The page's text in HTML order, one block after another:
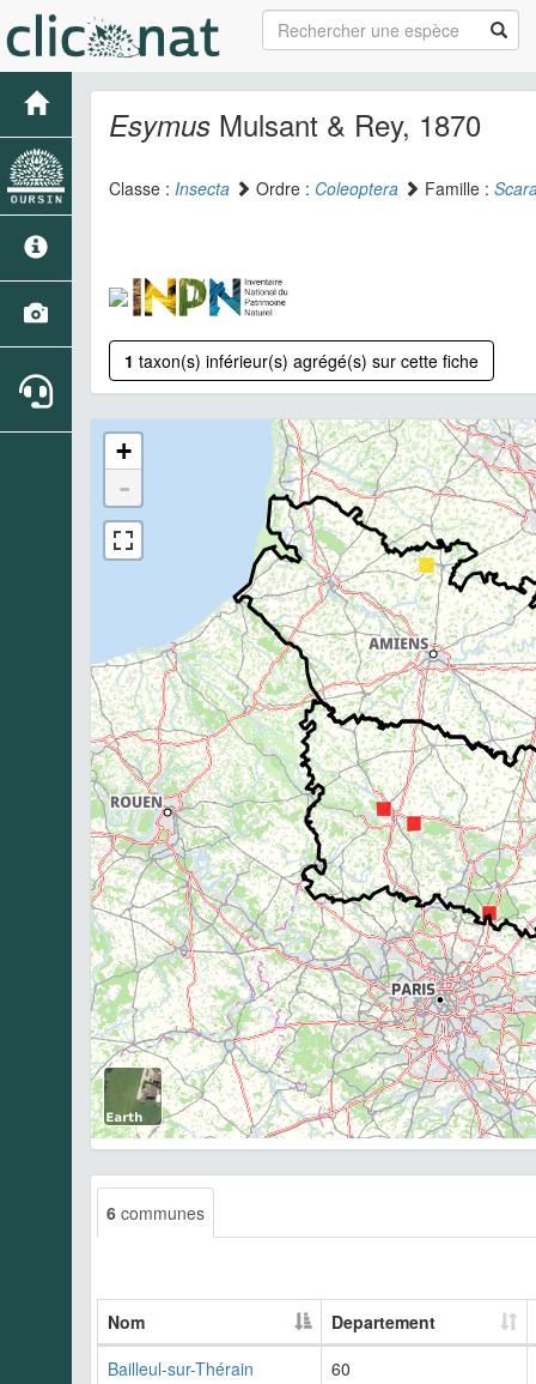
Esymus Mulsant & Rey, 1870
Classe : Insecta Ordre : Coleoptera Famille :
1 taxon(s) inférieur(s) agrégé(s) sur cette fiche
+
-
6 communes
Nom
Departement
Bailleul-sur-Thérain
60